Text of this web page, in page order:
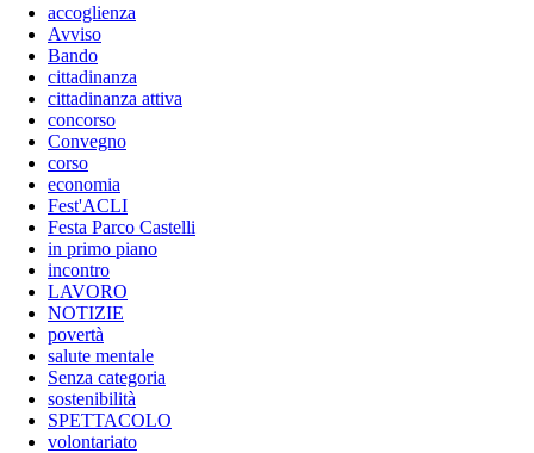
accoglienza
Avviso
Bando
cittadinanza
cittadinanza attiva
concorso
Convegno
corso
economia
Fest'ACLI
Festa Parco Castelli
in primo piano
incontro
LAVORO
NOTIZIE
povertà
salute mentale
Senza categoria
sostenibilità
SPETTACOLO
volontariato